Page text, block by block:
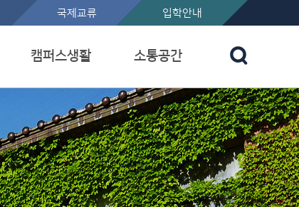
국제교류 입학안내
캠퍼스생활 소통공간